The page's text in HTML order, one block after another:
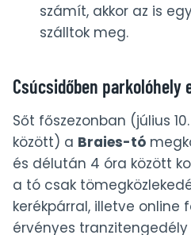
számít, akkor az is
szálltok meg.
Csúcsidőben parkolóhely
Sőt főszezonban (július
között) a Braies-tó
és délután 4 óra között
a tó csak
kerékpárral, illetve online
érvényes